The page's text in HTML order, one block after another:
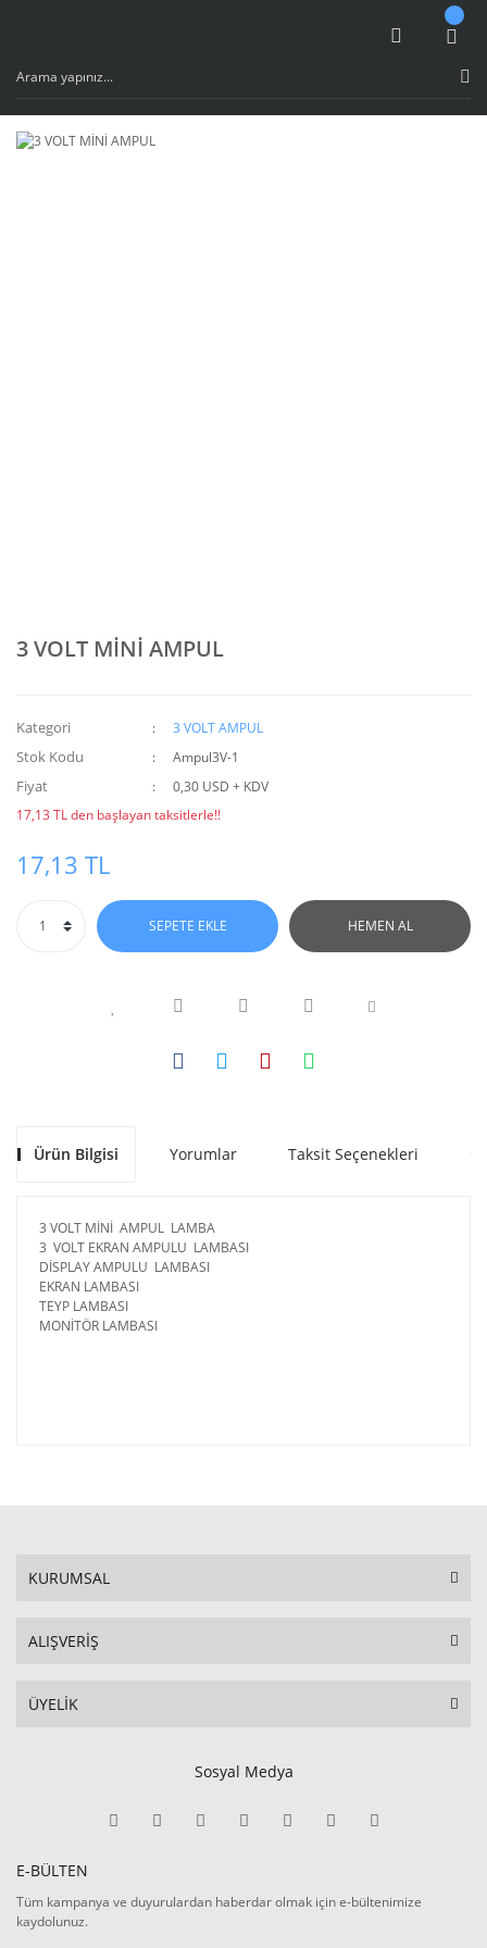
3 VOLT MİNİ AMPUL
Kategori 3 VOLT AMPUL
Stok Kodu Ampul3V-1
Fiyat
0,30 USD + KDV
17,13 TL den başlayan taksitlerle!!
17,13 TL
SEPETE EKLE HEMEN AL
Ürün Bilgisi Yorumlar Taksit Seçenekleri
3 VOLT MİNİ AMPUL LAMBA
3 VOLT EKRAN AMPULU LAMBASI
DİSPLAY AMPULU LAMBASI
EKRAN LAMBASI
TEYP LAMBASI
MONİTÖR LAMBASI
KURUMSAL
ALIŞVERİŞ
ÜYELİK
Sosyal Medya
E-BÜLTEN
Tüm kampanya ve duyurulardan haberdar olmak için e-bültenimize
kaydolunuz.